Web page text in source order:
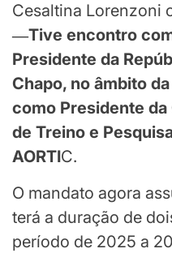
Cesaltina Lorenzoni
―Tive encontro
Presidente da
Chapo, no âmbito
como Presidente
de Treino e
AORTIC.
O mandato agora
terá a duração de
período de 2025 a